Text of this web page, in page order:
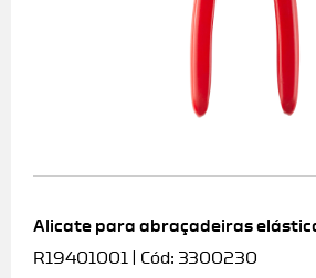
Alicate para abraçadeiras
R19401001 | Cód: 3300230